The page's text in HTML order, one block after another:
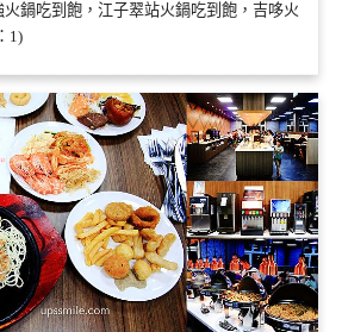
鍋吃到飽，江子翠站火鍋吃到飽，吉哆火
1)